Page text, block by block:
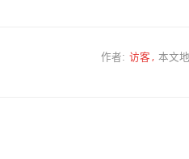
作者: 访客 本文地